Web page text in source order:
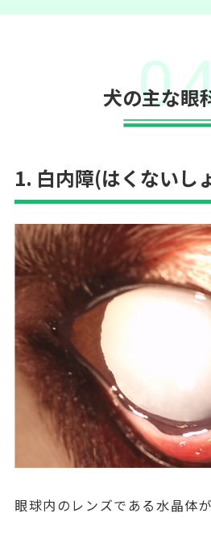
犬の主な眼
1. 白内障(はくないし
眼球内のレンズである水晶体